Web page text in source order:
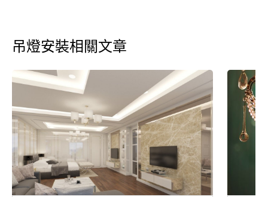
吊燈安裝相關文章